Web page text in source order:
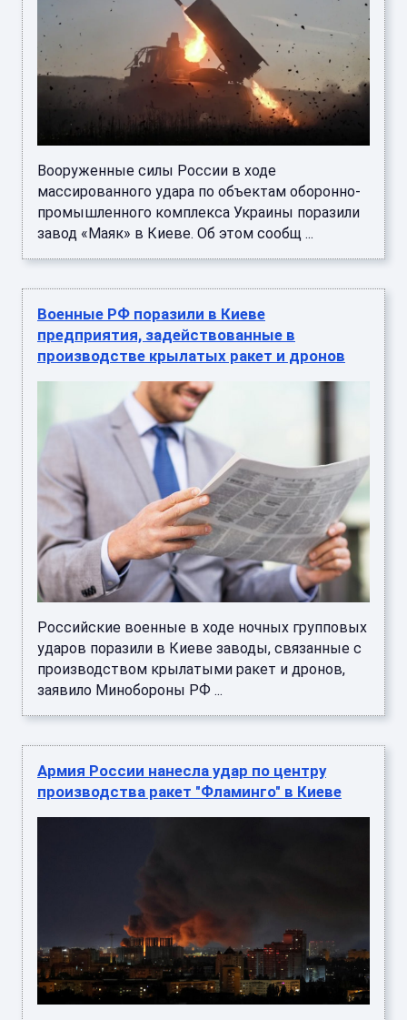
Вооруженные силы России в ходе
массированного удара по объектам оборонно-
промышленного комплекса Украины поразили
завод «Маяк» в Киеве. Об этом сообщ ...
Военные РФ поразили в Киеве
предприятия, задействованные в
производстве крылатых ракет и дронов
Российские военные в ходе ночных групповых
ударов поразили в Киеве заводы, связанные с
производством крылатыми ракет и дронов,
заявило Минобороны РФ ...
Армия России нанесла удар по центру
производства ракет "Фламинго" в Киеве